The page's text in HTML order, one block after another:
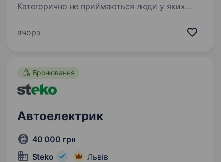
Категорично не приймаються люди у яких
вільне володіння комп’ютером. Розгляну людей
вчора
Бронювання
Автоелектрик
40 000 грн
Steko
Львів